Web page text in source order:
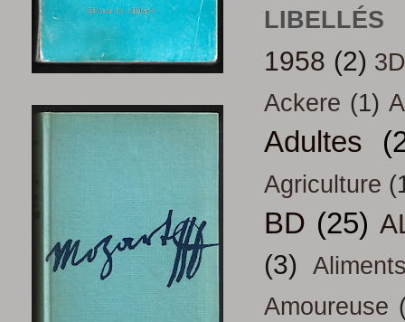
LIBELLÉS
1958 (2)
Ackere (1)
Adultes
Agriculture
BD (25)
(3)
Amoureuse